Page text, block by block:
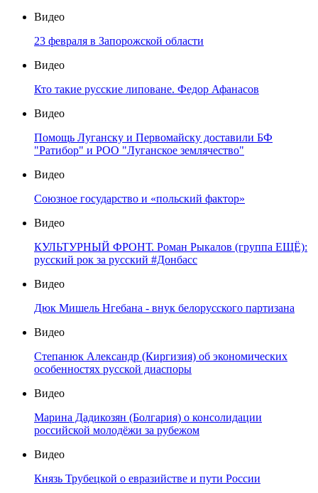
Видео
23 февраля в Запорожской области
Видео
Кто такие русские липоване. Федор Афанасов
Видео
Помощь Луганску и Первомайску доставили БФ
"Ратибор" и РОО "Луганское землячество"
Видео
Союзное государство и «польский фактор»
Видео
КУЛЬТУРНЫЙ ФРОНТ. Роман Рыкалов (группа ЕЩЁ):
русский рок за русский #Донбасс
Видео
Дюк Мишель Нгебана - внук белорусского партизана
Видео
Степанюк Александр (Киргизия) об экономических
особенностях русской диаспоры
Видео
Марина Дадикозян (Болгария) о консолидации
российской молодёжи за рубежом
Видео
Князь Трубецкой о евразийстве и пути России